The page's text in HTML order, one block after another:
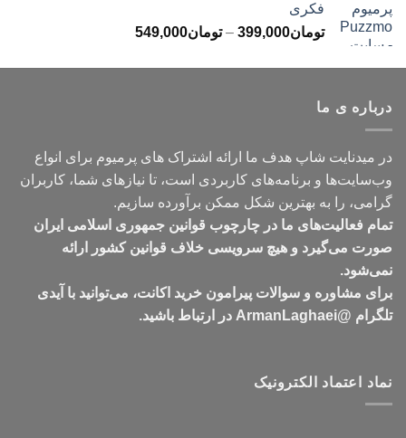
فکری
تومان399,000
– تومان549,000محدوده
تومان399,000
درباره ی ما
در میدنایت شاپ هدف ما ارائه اشتراک های پرمیوم برای انواع
وب‌سایت‌ها و برنامه‌های کاربردی است، تا نیازهای شما، کاربران
گرامی، را به بهترین شکل ممکن برآورده سازیم.
تمام فعالیت‌های ما در چارچوب قوانین جمهوری اسلامی ایران
صورت می‌گیرد و هیچ سرویسی خلاف قوانین کشور ارائه
نمی‌شود.
برای مشاوره و سوالات پیرامون خرید اکانت، می‌توانید با آیدی
تلگرام @ArmanLaghaei در ارتباط باشید.
نماد اعتماد الکترونیک